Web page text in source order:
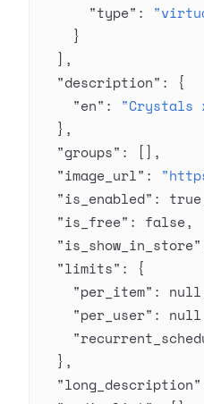
      "type"
:
    }
  ],
  "description"
: {
    "en"
: "Crystals
  },
  "groups"
: [],
  "image_url"
:
  "is_enabled"
: true
  "is_free"
: false,
  "is_show_in_store"
  "limits"
: {
    "per_item"
: null
    "per_user"
: null
  },
  "long_description"